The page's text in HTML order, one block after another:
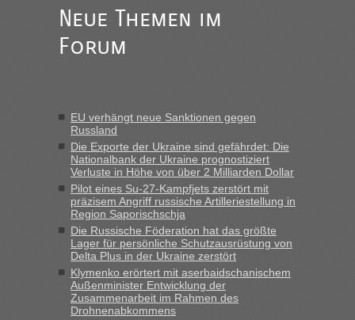
fast 11 Milliarden aufgedeckt
„Am besten wäre natürlich, wenn die Frau mit dabei ist.
Alleinreisende Männer stehen schließlich immer unter
Milliarden aufgedeckt
„Kein Zoll. Du musst an sich nur sagen dass das privat ist
und du nicht damit handeln willst. So lange das nicht
Originalverpackt ist und ersichlich das nicht neu sollte es
keine Probleme geben“
Recht, Visa und Dokumente • Deklaration
gebrauchter Kleidung beim Zoll
„Hallo Leute, ich weiß nicht, ob ich hier richtig bin mit meiner
Anfrage. Ich möchte 4 Umzugskartons mit gebrauchter
Straßen Kleidung bei der Einreise in die Ukraine
mitnehmen. Es ist gebrauchte Kleidung...“
Neue Themen im
Forum
EU verhängt neue Sanktionen gegen
Russland
Die Exporte der Ukraine sind gefährdet: Die
Nationalbank der Ukraine prognostiziert
Verluste in Höhe von über 2 Milliarden Dollar
Pilot eines Su-27-Kampfjets zerstört mit
präzisem Angriff russische Artilleriestellung in
Region Saporischschja
Die Russische Föderation hat das größte
Lager für persönliche Schutzausrüstung von
Delta Plus in der Ukraine zerstört
Klymenko erörtert mit aserbaidschanischem
Außenminister Entwicklung der
Zusammenarbeit im Rahmen des
Drohnenabkommens